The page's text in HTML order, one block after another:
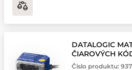
DATALOGIC
ČIAROVÝCH
Číslo produktu: